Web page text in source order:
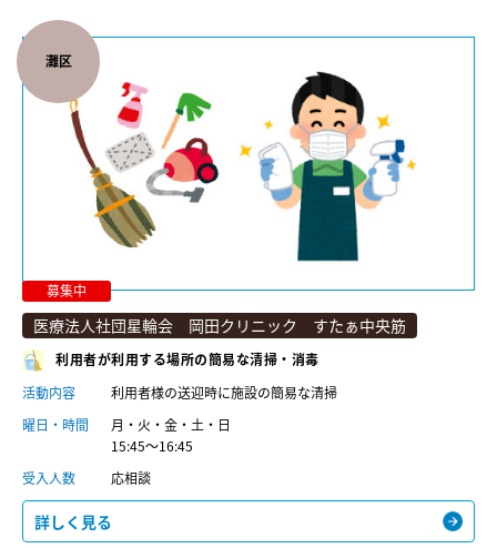
灘区
募集中
医療法人社団星輪会 岡田クリニック すたぁ中央筋
利用者が利用する場所の簡易な清掃・消毒
活動内容
利用者様の送迎時に施設の簡易な清掃
曜日・時間
月・火・金・土・日
15:45〜16:45
受入人数
応相談
詳しく見る